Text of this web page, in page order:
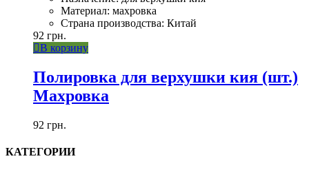
Материал: махровка
Страна производства: Китай
92 грн.
В корзину
Полировка для верхушки кия (шт.)
Махровка
92 грн.
КАТЕГОРИИ